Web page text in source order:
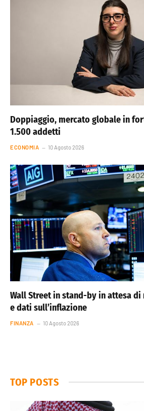
Doppiaggio, mercato globale in
1.500 addetti
ECONOMIA 10 Agosto 2026
Wall Street in stand-by in attesa di
e dati sull’inflazione
FINANZA 10 Agosto 2026
TOP POSTS